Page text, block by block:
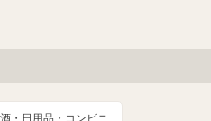
・日用品・コンビニ